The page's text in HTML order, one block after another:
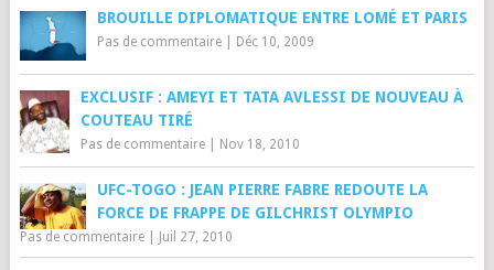
BROUILLE DIPLOMATIQUE ENTRE LOMÉ ET PARIS
Pas de commentaire| Déc 10, 2009
EXCLUSIF : AMEYI ET TATA AVLESSI DE NOUVEAU À
COUTEAU TIRÉ
Pas de commentaire| Nov 18, 2010
UFC-TOGO : JEAN PIERRE FABRE REDOUTE LA
FORCE DE FRAPPE DE GILCHRIST OLYMPIO
Pas de commentaire| Juil 27, 2010